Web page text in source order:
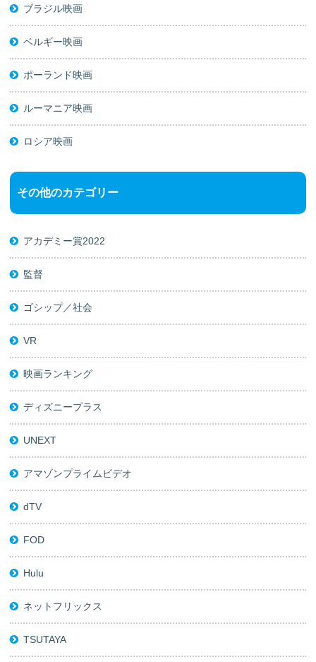
ブラジル映画
ベルギー映画
ポーランド映画
ルーマニア映画
ロシア映画
その他のカテゴリー
アカデミー賞2022
監督
ゴシップ／社会
VR
映画ランキング
ディズニープラス
UNEXT
アマゾンプライムビデオ
dTV
FOD
Hulu
ネットフリックス
TSUTAYA